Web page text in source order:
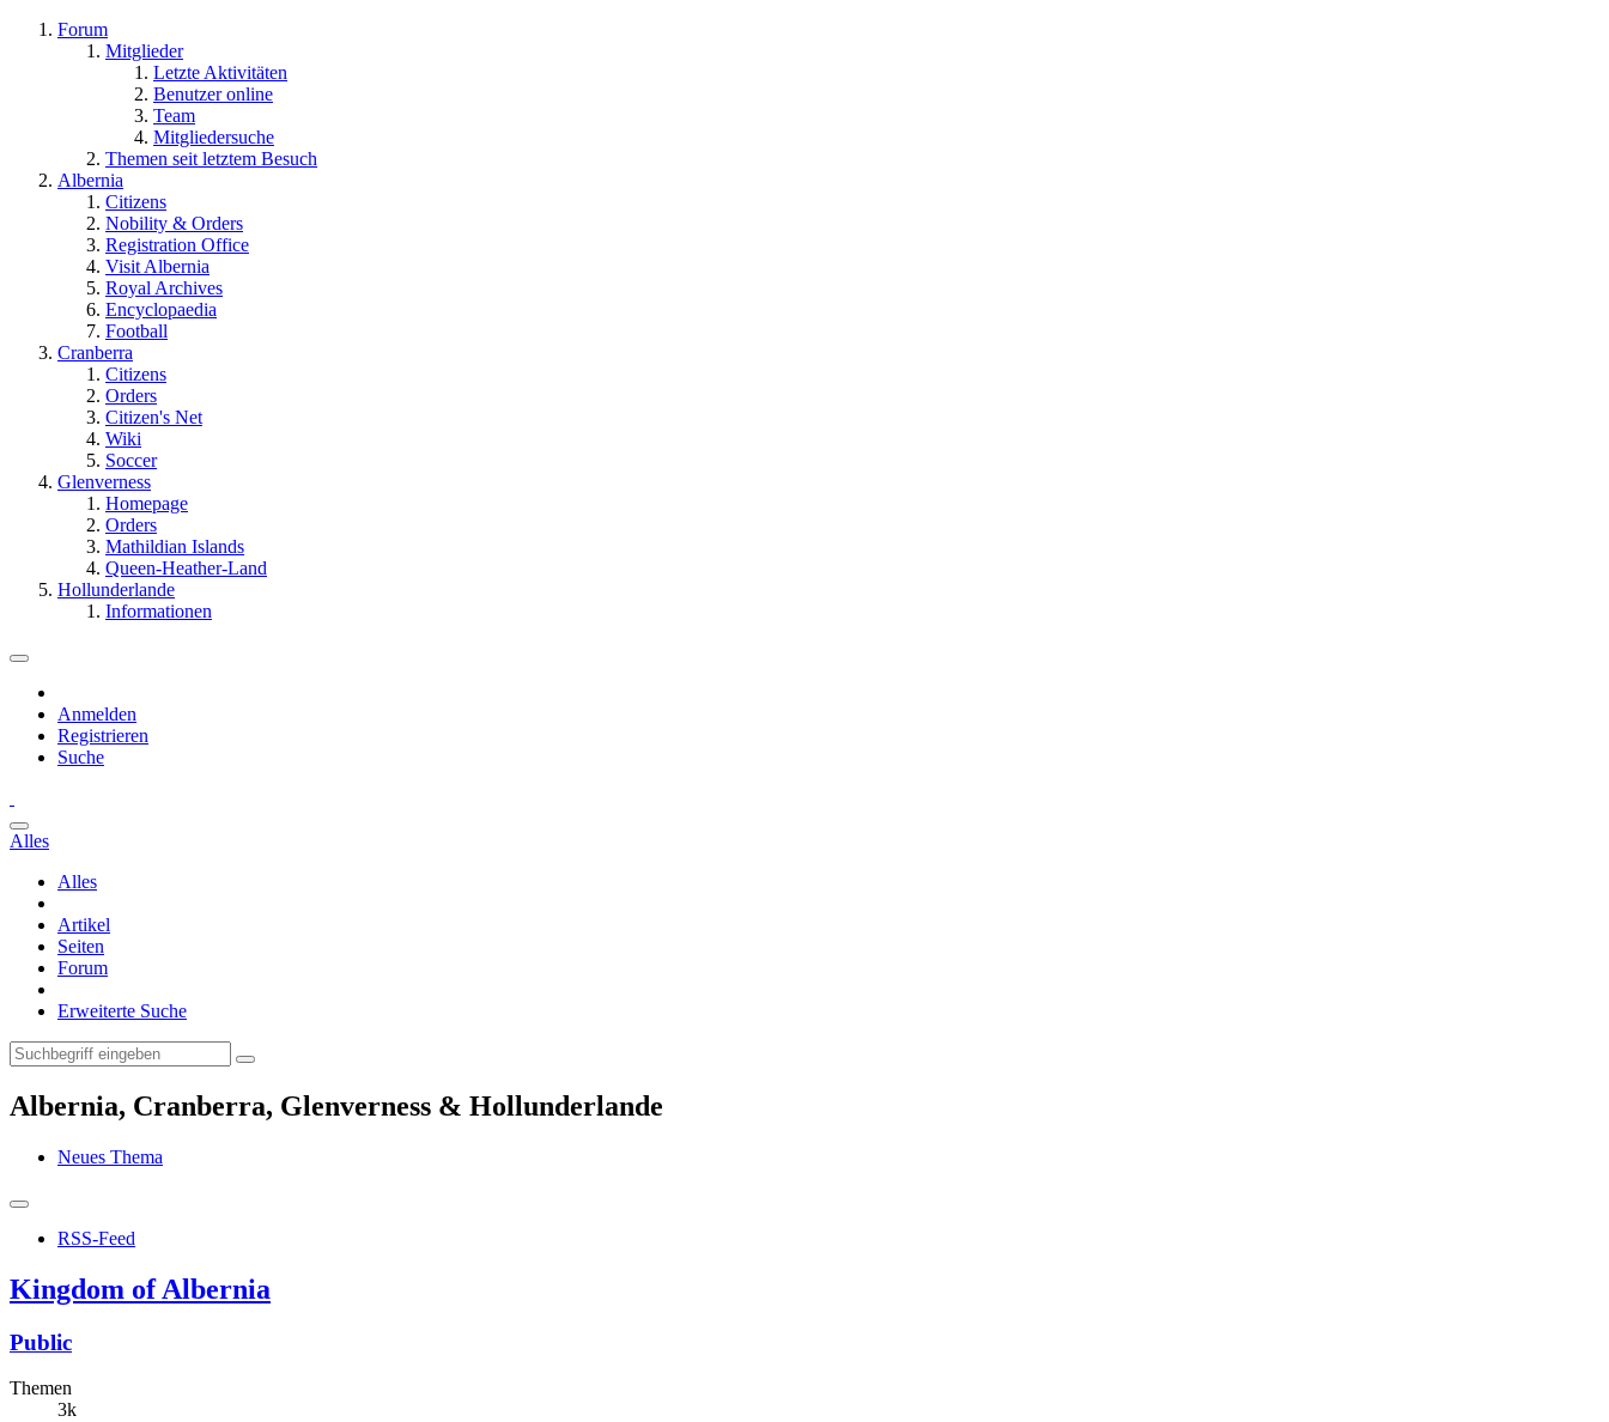
Forum
Mitglieder
Letzte Aktivitäten
Benutzer online
Team
Mitgliedersuche
Themen seit letztem Besuch
Albernia
Citizens
Nobility & Orders
Registration Office
Visit Albernia
Royal Archives
Encyclopaedia
Football
Cranberra
Citizens
Orders
Citizen's Net
Wiki
Soccer
Glenverness
Homepage
Orders
Mathildian Islands
Queen-Heather-Land
Hollunderlande
Informationen
Anmelden
Registrieren
Suche
Alles
Alles
Artikel
Seiten
Forum
Erweiterte Suche
Albernia, Cranberra, Glenverness & Hollunderlande
Neues Thema
RSS-Feed
Kingdom of Albernia
Public
Themen
3k